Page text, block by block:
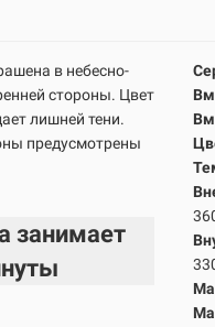
в небесно-
стороны. Цвет
лишней тени.
предусмотрены
занимает